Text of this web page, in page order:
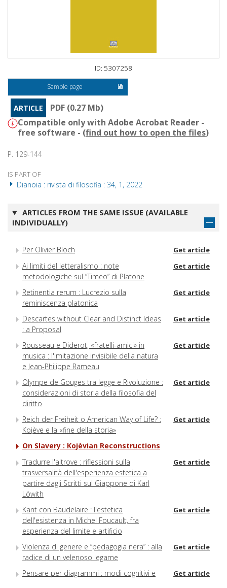
ID: 5307258
Sample page
ARTICLE
PDF (0.27 Mb)
Compatible only with Adobe Acrobat Reader -
free software - (find out how to open the files)
P. 129-144
IS PART OF
Dianoia : rivista di filosofia : 34, 1, 2022
ARTICLES FROM THE SAME ISSUE (AVAILABLE
INDIVIDUALLY)
Per Olivier Bloch Get article
Ai limiti del letteralismo : note
metodologiche sul “Timeo” di Platone
Get article
Retinentia rerum : Lucrezio sulla
reminiscenza platonica
Get article
Descartes without Clear and Distinct Ideas
: a Proposal
Get article
Rousseau e Diderot, «fratelli-amici» in
musica : l'imitazione invisibile della natura
e Jean-Philippe Rameau
Get article
Olympe de Gouges tra legge e Rivoluzione :
considerazioni di storia della filosofia del
diritto
Get article
Reich der Freiheit o American Way of Life? :
Kojève e la «fine della storia»
Get article
On Slavery : Kojèvian Reconstructions
Tradurre l'altrove : riflessioni sulla
trasversalità dell'esperienza estetica a
partire dagli Scritti sul Giappone di Karl
Löwith
Get article
Kant con Baudelaire : l'estetica
dell'esistenza in Michel Foucault, fra
esperienza del limite e artificio
Get article
Violenza di genere e “pedagogia nera” : alla
radice di un velenoso legame
Get article
Pensare per diagrammi : modi cognitivi e
Get article